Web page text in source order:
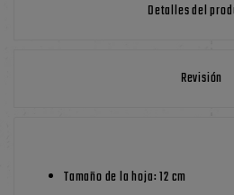
Detalles del
Revisión
Tamaño de la hoja: 12 cm